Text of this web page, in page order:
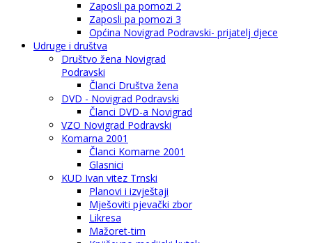
Zaposli pa pomozi 2
Zaposli pa pomozi 3
Općina Novigrad Podravski- prijatelj djece
Udruge i društva
Društvo žena Novigrad
Podravski
Članci Društva žena
DVD - Novigrad Podravski
Članci DVD-a Novigrad
VZO Novigrad Podravski
Komarna 2001
Članci Komarne 2001
Glasnici
KUD Ivan vitez Trnski
Planovi i izvještaji
Mješoviti pjevački zbor
Likresa
Mažoret-tim